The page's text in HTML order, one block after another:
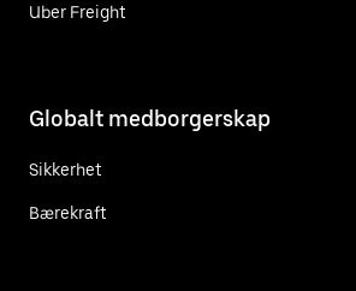
Uber Freight
Globalt medborgerskap
Sikkerhet
Bærekraft